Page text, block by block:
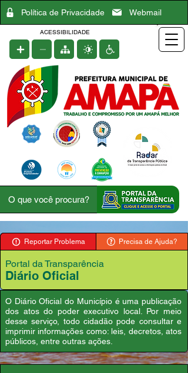
Política de Privacidade Webmail
ACESSIBILIDADE
Reportar Problema Precisa de Ajuda?
Portal da Transparência
Diário Oficial
O Diário Oficial do Município é uma publicação
dos atos do poder executivo local. Por meio
desse serviço, todo cidadão pode consultar e
imprimir informações como: leis, decretos, atos
públicos, entre outras ações.